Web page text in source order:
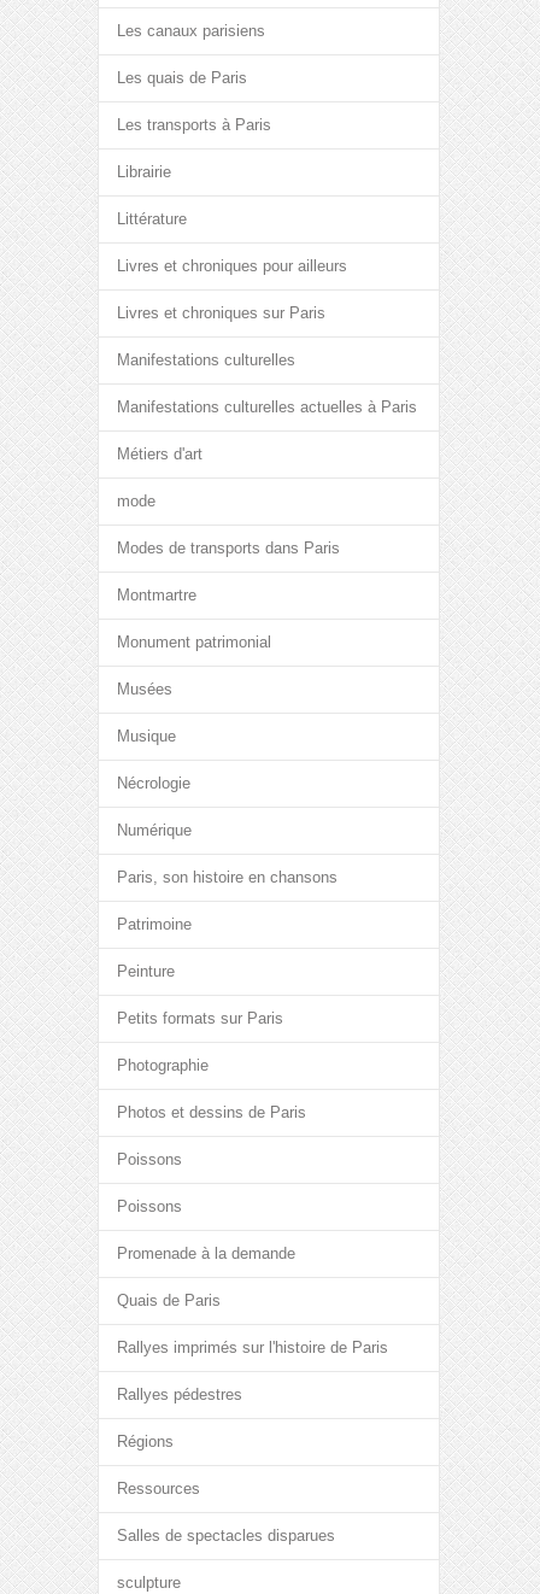
Les canaux parisiens
Les quais de Paris
Les transports à Paris
Librairie
Littérature
Livres et chroniques pour ailleurs
Livres et chroniques sur Paris
Manifestations culturelles
Manifestations culturelles actuelles à Paris
Métiers d'art
mode
Modes de transports dans Paris
Montmartre
Monument patrimonial
Musées
Musique
Nécrologie
Numérique
Paris, son histoire en chansons
Patrimoine
Peinture
Petits formats sur Paris
Photographie
Photos et dessins de Paris
Poissons
Poissons
Promenade à la demande
Quais de Paris
Rallyes imprimés sur l'histoire de Paris
Rallyes pédestres
Régions
Ressources
Salles de spectacles disparues
sculpture